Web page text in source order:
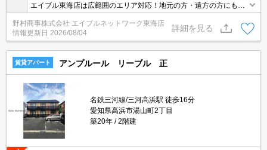
エイブル東海店は広範囲のエリア対応！地元の方・遠方の方にも公
平な視点で提案♪見るだけ・オンライン可！
野村商事株式会社 エイブルネットワーク東海店
情報更新日 2026/08/04
詳細を見る
賃貸アパート アンプルール リーブル 正
名鉄三河線/三河高浜駅 徒歩16分
愛知県高浜市湯山町2丁目
築20年
2階建